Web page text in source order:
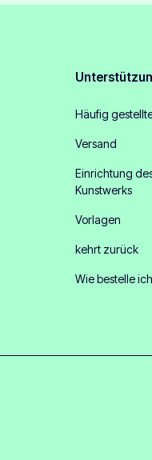
Häufig
Versand
Einrichtung
Kunstwerks
Vorlagen
kehrt zurück
Wie bestelle ich